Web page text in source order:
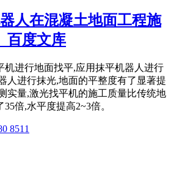
人在混凝土地面工程施
百度文库
机进行地面找平,应用抹平机器人进行
人进行抹光,地面的平整度有了显著提
实量,激光找平机的施工质量比传统地
倍,水平度提高2~3倍。
8511